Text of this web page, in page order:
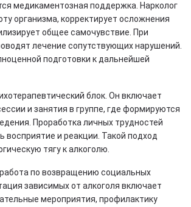
медикаментозная поддержка. Нарколог
организма, корректирует осложнения
общее самочувствие. При
лечение сопутствующих нарушений.
подготовки к дальнейшей
блок. Он включает
и занятия в группе, где формируются
Проработка личных трудностей
восприятие и реакции. Такой подход
тягу к алкоголю.
по возвращению социальных
зависимых от алкоголя включает
мероприятия, профилактику